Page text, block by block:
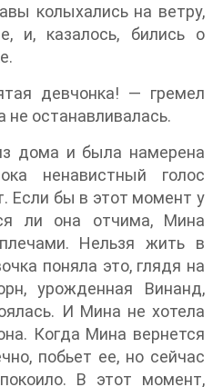
колыхались на ветру,
и, казалось, бились о
девчонка! — гремел
не останавливалась.
дома и была намерена
ненавистный голос
Если бы в этот момент у
ли она отчима, Мина
Нельзя жить в
поняла это, глядя на
урожденная Винанд,
И Мина не хотела
Когда Мина вернется
побьет ее, но сейчас
В этот момент,